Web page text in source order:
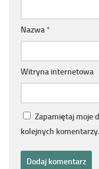
Nazwa *
Witryna internetowa
Zapamiętaj moje
kolejnych komentarzy.